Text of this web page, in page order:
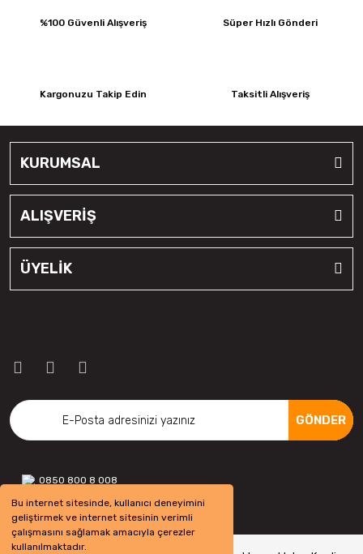
Bu internet sitesinde, kullanıcı deneyimini
geliştirmek ve internet sitesinin verimli
çalışmasını sağlamak amacıyla çerezler
kullanılmaktadır.
%100 Güvenli Alışveriş Süper Hızlı Gönderi
Kargonuzu Takip Edin Taksitli Alışveriş
KURUMSAL
ALIŞVERİŞ
ÜYELİK
GÖNDER
0850 800 8 008